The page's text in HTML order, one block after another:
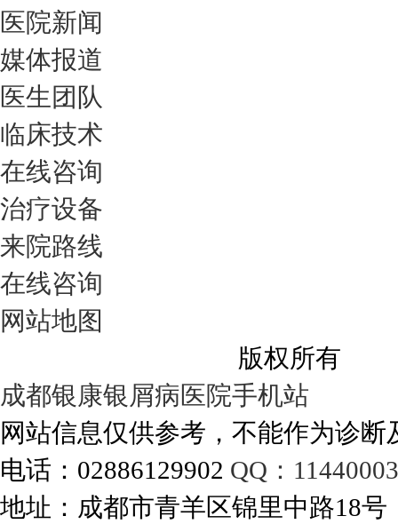
医院新闻
媒体报道
医生团队
临床技术
在线咨询
治疗设备
来院路线
在线咨询
网站地图
版权所有
成都银康银屑病医院手机站
网站信息仅供参考，不能作为诊
电话：02886129902 QQ：
地址：成都市青羊区锦里中路18